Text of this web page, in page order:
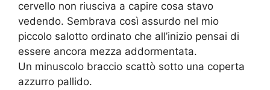
cervello non riusciva a capire cosa stavo
vedendo. Sembrava così assurdo nel mio
piccolo salotto ordinato che all’inizio pensai di
essere ancora mezza addormentata.
Un minuscolo braccio scattò sotto una coperta
azzurro pallido.